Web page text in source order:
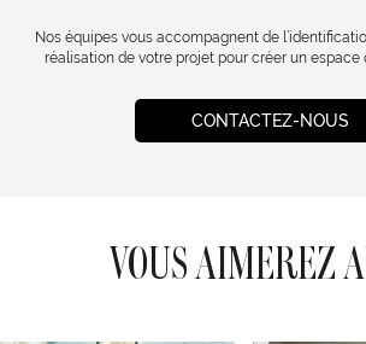
Nos équipes vous accompagnent de
réalisation de votre projet pour créer un espace
CONTACTEZ-NOUS
VOUS AIMEREZ